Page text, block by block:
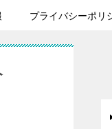
プライバシーポリ